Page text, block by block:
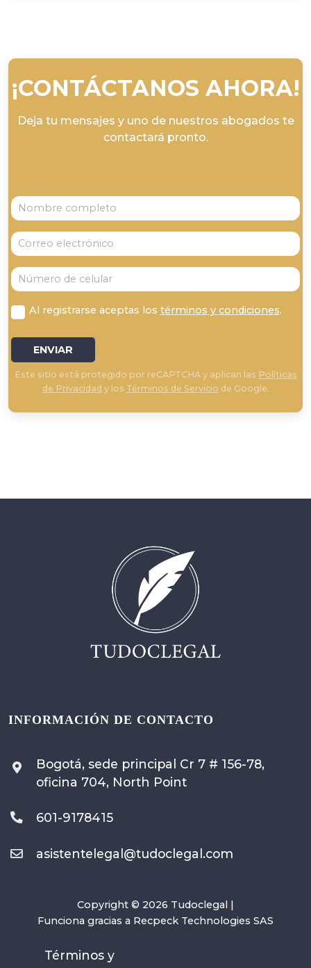
¡CONTÁCTANOS AHORA!
Deja tu mensajes y uno de nuestros abogados te
contactará pronto.
Al registrarse aceptas los términos y condiciones.
ENVIAR
Este sitio está protegido por reCAPTCHA y aplican las Políticas
de Privacidad y los Términos de Servicio de Google.
INFORMACIÓN DE CONTACTO
Bogotá, sede principal Cr 7 # 156-78,
oficina 704, North Point
601-9178415
asistentelegal@tudoclegal.com
Copyright © 2026 Tudoclegal |
Funciona gracias a Recpeck Technologies SAS
Términos y